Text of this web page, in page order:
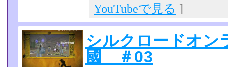
YouTubeで見る ]
シルクロードオ
國 ＃03